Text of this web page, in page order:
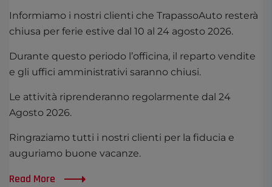
Informiamo i nostri clienti che TrapassoAuto resterà
chiusa per ferie estive dal 10 al 24 agosto 2026.
Durante questo periodo l’officina, il reparto vendite
e gli uffici amministrativi saranno chiusi.
Le attività riprenderanno regolarmente dal 24
Agosto 2026.
Ringraziamo tutti i nostri clienti per la fiducia e
auguriamo buone vacanze.
Read More